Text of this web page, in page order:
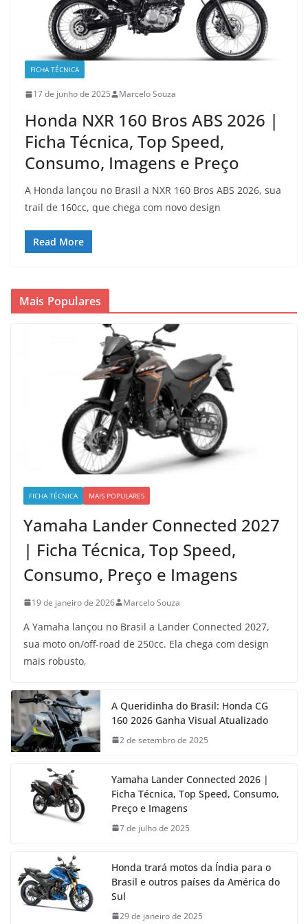
FICHA TÉCNICA
17 de junho de 2025 Marcelo Souza
Honda NXR 160 Bros ABS 2026 |
Ficha Técnica, Top Speed,
Consumo, Imagens e Preço
A Honda lançou no Brasil a NXR 160 Bros ABS 2026, sua
trail de 160cc, que chega com novo design
Read More
Mais Populares
FICHA TÉCNICA MAIS POPULARES
Yamaha Lander Connected 2027
| Ficha Técnica, Top Speed,
Consumo, Preço e Imagens
19 de janeiro de 2026 Marcelo Souza
A Yamaha lançou no Brasil a Lander Connected 2027,
sua moto on/off-road de 250cc. Ela chega com design
mais robusto,
A Queridinha do Brasil: Honda CG
160 2026 Ganha Visual Atualizado
2 de setembro de 2025
Yamaha Lander Connected 2026 |
Ficha Técnica, Top Speed, Consumo,
Preço e Imagens
7 de julho de 2025
Honda trará motos da Índia para o
Brasil e outros países da América do
Sul
29 de janeiro de 2025